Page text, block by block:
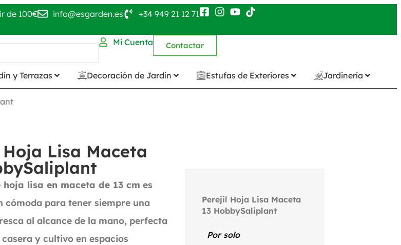
de 100€ info@esgarden.es +34 949 21 12 71
Mi Cuenta Contactar
y Terrazas Decoración de Jardín Estufas de Exteriores Jardinería
Lisa Maceta
hoja lisa en maceta de 13 cm es
cómoda para tener siempre una
al alcance de la mano, perfecta
y cultivo en espacios
Perejil Hoja Lisa Maceta
13 HobbySaliplant
Por solo